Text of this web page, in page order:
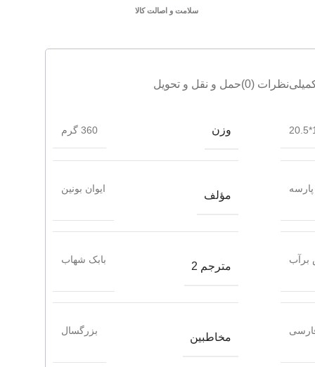
سلامت و اصالت کالا
نظرات (0) حمل و نقل و تحویل
وزن 360 گرم
مؤلف
ایوان بونین
برآب
مترجم 2
بابک شهاب
مخاطبین
بزرگسال